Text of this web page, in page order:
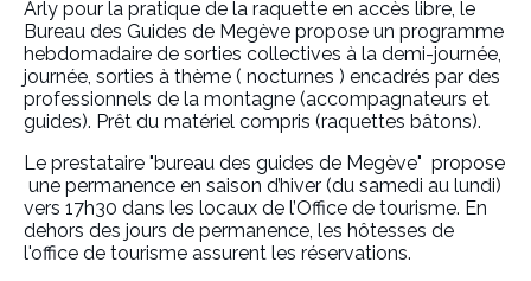
Arly pour la pratique de la raquette en accès libre, le
Bureau des Guides de Megève propose un programme
hebdomadaire de sorties collectives à la demi-journée,
journée, sorties à thème ( nocturnes ) encadrés par des
professionnels de la montagne (accompagnateurs et
guides). Prêt du matériel compris (raquettes bâtons).
Le prestataire "bureau des guides de Megève" propose
une permanence en saison d’hiver (du samedi au lundi)
vers 17h30 dans les locaux de l’Office de tourisme. En
dehors des jours de permanence, les hôtesses de
l'office de tourisme assurent les réservations.